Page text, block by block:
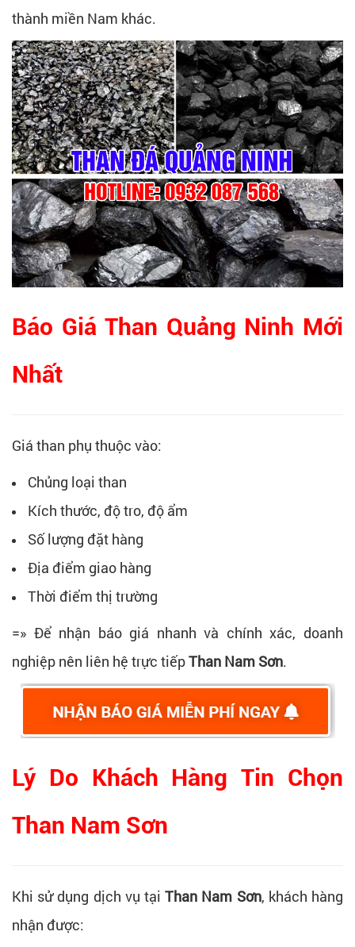
thành miền Nam khác.
Báo Giá Than Quảng Ninh Mới
Nhất
Giá than phụ thuộc vào:
Chủng loại than
Kích thước, độ tro, độ ẩm
Số lượng đặt hàng
Địa điểm giao hàng
Thời điểm thị trường
=» Để nhận báo giá nhanh và chính xác, doanh
nghiệp nên liên hệ trực tiếpThan Nam Sơn.
Lý Do Khách Hàng Tin Chọn
Than Nam Sơn
Khi sử dụng dịch vụ tạiThan Nam Sơn, khách hàng
nhận được: